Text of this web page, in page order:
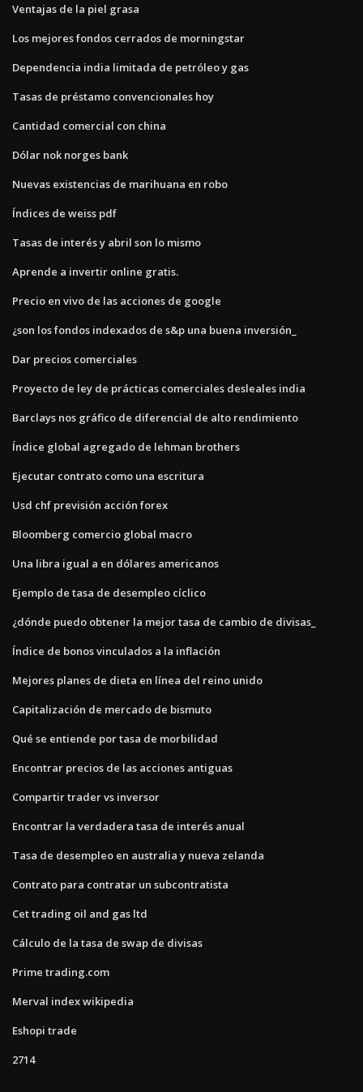
Ventajas de la piel grasa
Los mejores fondos cerrados de morningstar
Dependencia india limitada de petróleo y gas
Tasas de préstamo convencionales hoy
Cantidad comercial con china
Dólar nok norges bank
Nuevas existencias de marihuana en robo
Índices de weiss pdf
Tasas de interés y abril son lo mismo
Aprende a invertir online gratis.
Precio en vivo de las acciones de google
¿son los fondos indexados de s&p una buena inversión_
Dar precios comerciales
Proyecto de ley de prácticas comerciales desleales india
Barclays nos gráfico de diferencial de alto rendimiento
Índice global agregado de lehman brothers
Ejecutar contrato como una escritura
Usd chf previsión acción forex
Bloomberg comercio global macro
Una libra igual a en dólares americanos
Ejemplo de tasa de desempleo cíclico
¿dónde puedo obtener la mejor tasa de cambio de divisas_
Índice de bonos vinculados a la inflación
Mejores planes de dieta en línea del reino unido
Capitalización de mercado de bismuto
Qué se entiende por tasa de morbilidad
Encontrar precios de las acciones antiguas
Compartir trader vs inversor
Encontrar la verdadera tasa de interés anual
Tasa de desempleo en australia y nueva zelanda
Contrato para contratar un subcontratista
Cet trading oil and gas ltd
Cálculo de la tasa de swap de divisas
Prime trading.com
Merval index wikipedia
Eshopi trade
2714